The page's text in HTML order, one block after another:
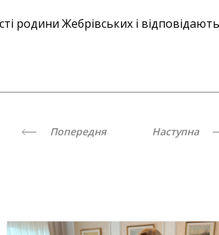
родини Жебрівських і відповідають
Попередня Наступна